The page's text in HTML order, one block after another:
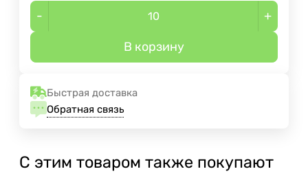
- +
В корзину
Быстрая доставка
Обратная связь
С этим товаром также покупают